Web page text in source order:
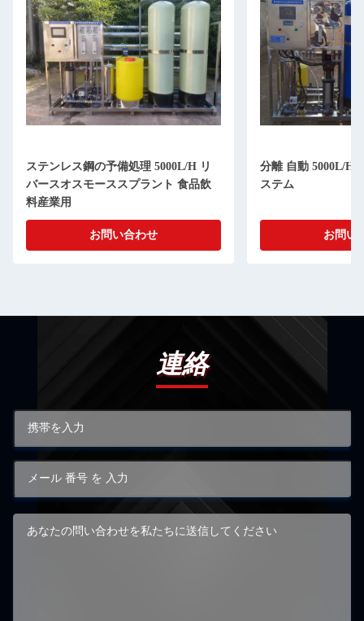
ステンレス鋼の予備処理 5000L/H リ
バースオスモーススプラント 食品飲
料産業用
お問い合わせ
分離 自動 5000L/H
ステム
お問い
連絡